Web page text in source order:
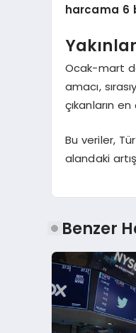
harcama 6
Ocak-mart
amacı,
çıkanların
Bu veriler,
alandaki
Benzer